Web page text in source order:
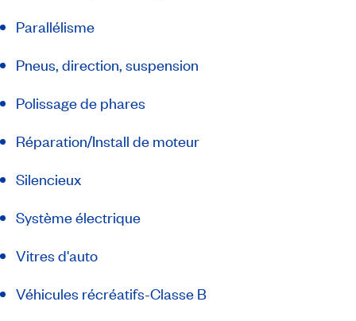
Parallélisme
Pneus, direction, suspension
Polissage de phares
Réparation/Install de moteur
Silencieux
Système électrique
Vitres d'auto
Véhicules récréatifs-Classe B